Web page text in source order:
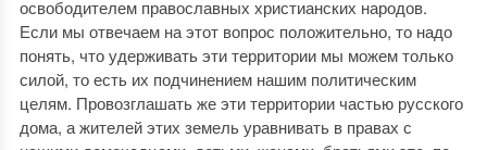
освободителем православных христианских народов.
Если мы отвечаем на этот вопрос положительно, то надо
понять, что удерживать эти территории мы можем только
силой, то есть их подчинением нашим политическим
целям. Провозглашать же эти территории частью русского
дома, а жителей этих земель уравнивать в правах с